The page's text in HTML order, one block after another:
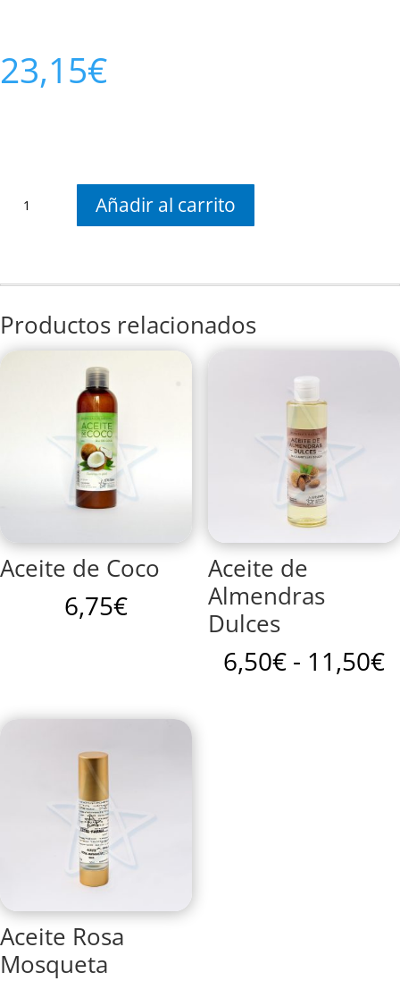
23,15€
Argan
Añadir al carrito
Productos relacionados
Aceite de Coco
6,75€
Aceite de
Almendras
Dulces
6,50€ - 11,50€
Aceite Rosa
Mosqueta